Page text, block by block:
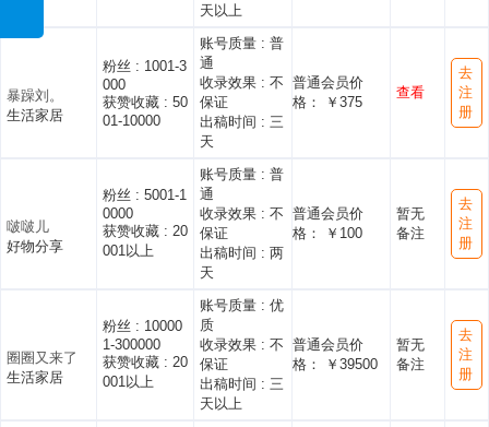
天以上
暴躁刘。
生活家居
粉丝 : 1001-3
000
获赞收藏 : 50
01-10000
账号质量 : 普
通
收录效果 : 不
保证
出稿时间 : 三
天
普通会员价
格： ￥375
查看
去
注
册
啵啵儿
好物分享
粉丝 : 5001-1
0000
获赞收藏 : 20
001以上
账号质量 : 普
通
收录效果 : 不
保证
出稿时间 : 两
天
普通会员价
格： ￥100
暂无
备注
去
注
册
圈圈又来了
生活家居
粉丝 : 10000
1-300000
获赞收藏 : 20
001以上
账号质量 : 优
质
收录效果 : 不
保证
出稿时间 : 三
天以上
普通会员价
格： ￥39500
暂无
备注
去
注
册